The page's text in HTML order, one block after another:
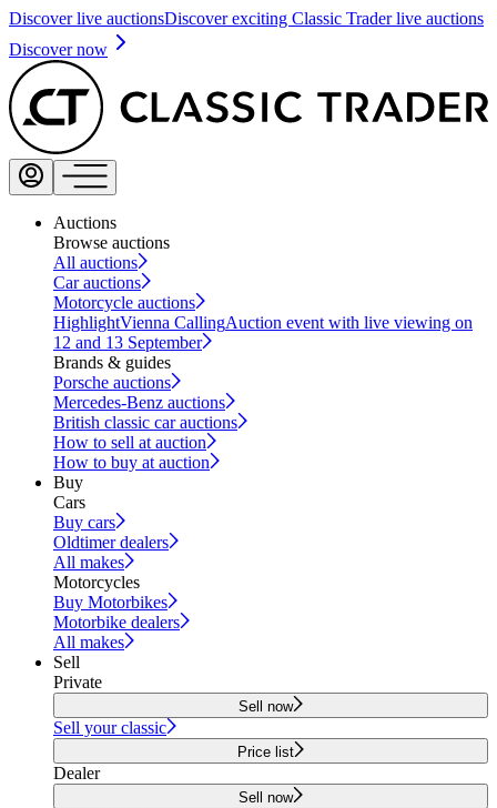
Discover live auctionsDiscover exciting Classic Trader live auctions
Discover now
Auctions
Browse auctions
All auctions
Car auctions
Motorcycle auctions
HighlightVienna CallingAuction event with live viewing on
12 and 13 September
Brands & guides
Porsche auctions
Mercedes-Benz auctions
British classic car auctions
How to sell at auction
How to buy at auction
Buy
Cars
Buy cars
Oldtimer dealers
All makes
Motorcycles
Buy Motorbikes
Motorbike dealers
All makes
Sell
Private
Sell now
Sell your classic
Price list
Dealer
Sell now